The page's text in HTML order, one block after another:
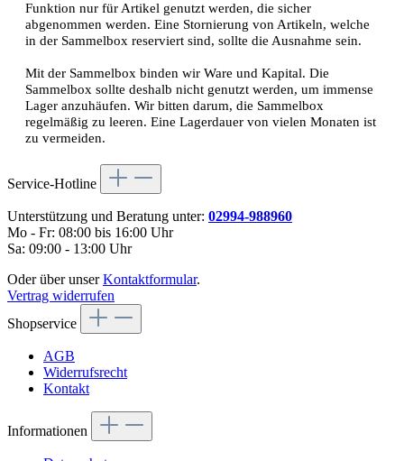
Funktion nur für Artikel genutzt werden, die sicher
abgenommen werden. Eine Stornierung von Artikeln, welche
in der Sammelbox reserviert sind, sollte die Ausnahme sein.
Mit der Sammelbox binden wir Ware und Kapital. Die
Sammelbox sollte deshalb nicht genutzt werden, um immense
Lager anzuhäufen. Wir bitten darum, die Sammelbox
regelmäßig zu leeren. Eine Lagerdauer von vielen Monaten ist
zu vermeiden.
Service-Hotline
Unterstützung und Beratung unter: 02994-988960
Mo - Fr: 08:00 bis 16:00 Uhr
Sa: 09:00 - 13:00 Uhr
Oder über unserKontaktformular.
Vertrag widerrufen
Shopservice
AGB
Widerrufsrecht
Kontakt
Informationen